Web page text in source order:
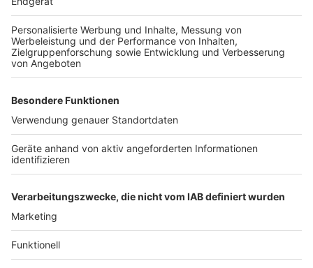
Wir verwenden einen Service eines
Drittanbieters, um Videoinhalte
einzubetten. Dieser Service kann
Daten zu Ihren Aktivitäten
sammeln. Bitte lesen Sie die
Details durch und stimmen Sie der
Nutzung des Service zu, um dieses
Video anzusehen.
Mehr Informationen
Unsere Top 10-Tarantino-Songs
Anzeige